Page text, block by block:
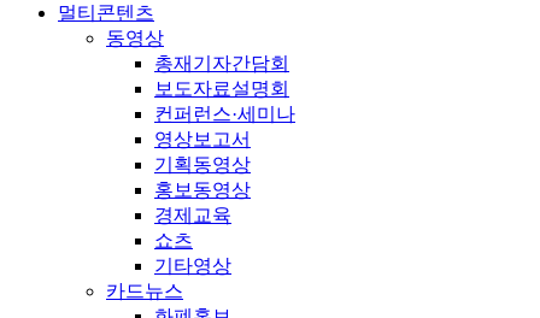
멀티콘텐츠
동영상
총재기자간담회
보도자료설명회
컨퍼런스·세미나
영상보고서
기획동영상
홍보동영상
경제교육
쇼츠
기타영상
카드뉴스